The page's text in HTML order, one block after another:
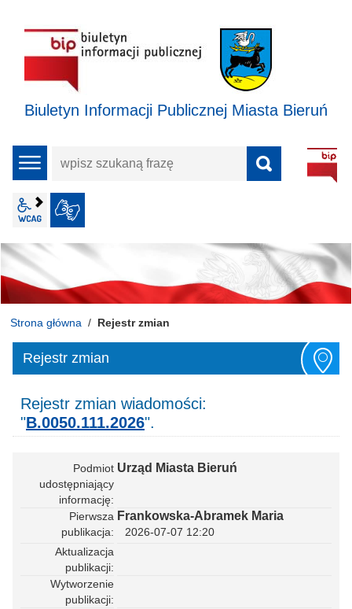
Biuletyn Informacji Publicznej Miasta Bieruń
menu
szukaną
wcag2.1
Strona główna Rejestr zmian
Rejestr zmian
Rejestr zmian wiadomości:
"B.0050.111.2026".
Podmiot
udostępniający
informację
Urząd Miasta Bieruń
Pierwsza
publikacja
Frankowska-Abramek Maria
2026-07-07 12:20
Aktualizacja
publikacji
Wytworzenie
publikacji